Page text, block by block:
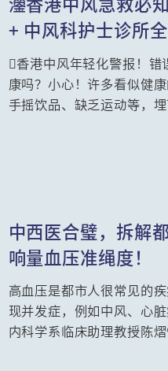
+ 中风科护士诊所
香港中风年轻化警报！
康吗？小心！许多看似健
手摇饮品、缺乏运动等，
中西医合璧，拆解
响量血压准绳度！
高血压是都市人很常见的
现并发症，例如中风、心
内科学系临床助理教授陈